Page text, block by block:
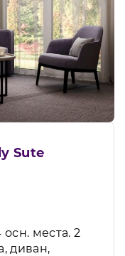
Sute
места. 2
диван,